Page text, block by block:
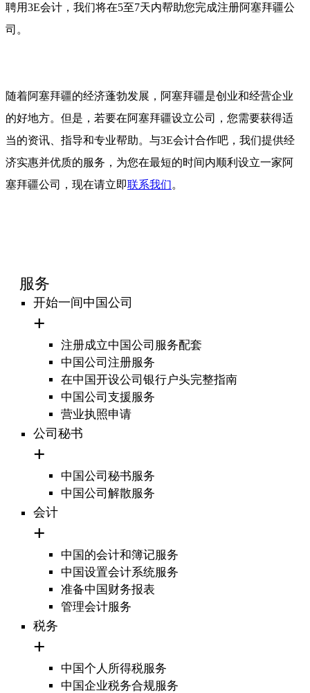
聘用3E会计，我们将在5至7天内帮助您完成注册阿塞拜疆公
司。
随着阿塞拜疆的经济蓬勃发展，阿塞拜疆是创业和经营企业
的好地方。但是，若要在阿塞拜疆设立公司，您需要获得适
当的资讯、指导和专业帮助。与3E会计合作吧，我们提供经
济实惠并优质的服务，为您在最短的时间内顺利设立一家阿
塞拜疆公司，现在请立即联系我们。
服务
开始一间中国公司
注册成立中国公司服务配套
中国公司注册服务
在中国开设公司银行户头完整指南
中国公司支援服务
营业执照申请
公司秘书
中国公司秘书服务
中国公司解散服务
会计
中国的会计和簿记服务
中国设置会计系统服务
准备中国财务报表
管理会计服务
税务
中国个人所得税服务
中国企业税务合规服务